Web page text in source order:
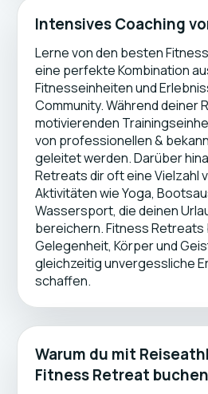
Intensives Coaching
Lerne von den besten
eine perfekte Kombination
Fitnesseinheiten und
Community. Während deiner
motivierenden
von professionellen &
geleitet werden. Darüber
Retreats dir oft eine Vielzahl
Aktivitäten wie Yoga,
Wassersport, die deinen
bereichern. Fitness
Gelegenheit, Körper und
gleichzeitig unvergessliche
schaffen.
Warum du mit
Fitness Retreat